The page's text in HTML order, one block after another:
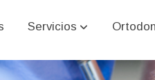
Servicios